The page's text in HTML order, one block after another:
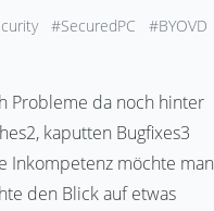
#SecuredPC #BYOVD
Probleme da noch hinter
kaputten Bugfixes3
Inkompetenz möchte man
den Blick auf etwas